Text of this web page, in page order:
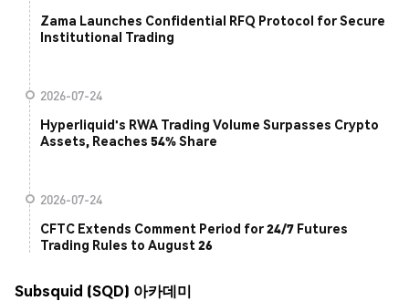
Zama Launches Confidential RFQ Protocol for Secure
Institutional Trading
2026-07-24
Hyperliquid's RWA Trading Volume Surpasses Crypto
Assets, Reaches 54% Share
2026-07-24
CFTC Extends Comment Period for 24/7 Futures
Trading Rules to August 26
Subsquid (SQD) 아카데미